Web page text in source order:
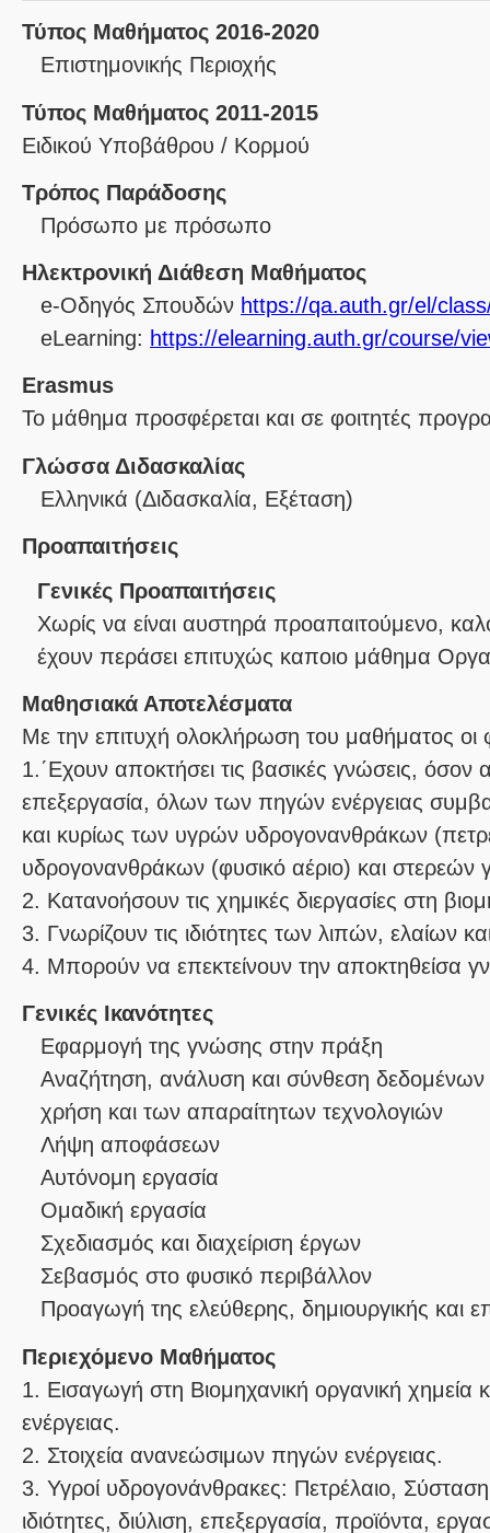
Τύπος Μαθήματος 2016-2020
Επιστημονικής Περιοχής
Τύπος Μαθήματος 2011-2015
Ειδικού Υποβάθρου / Κορμού
Τρόπος Παράδοσης
Πρόσωπο με πρόσωπο
Ηλεκτρονική Διάθεση Μαθήματος
e-Οδηγός Σπουδών https://qa.auth.gr/el/
eLearning: https://elearning.auth.gr/course/
Erasmus
Το μάθημα προσφέρεται και σε φοιτητές
Γλώσσα Διδασκαλίας
Ελληνικά (Διδασκαλία, Εξέταση)
Προαπαιτήσεις
Γενικές Προαπαιτήσεις
Χωρίς να είναι αυστηρά προαπαιτούμενο, καλό
έχουν περάσει επιτυχώς καποιο μάθημα
Μαθησιακά Αποτελέσματα
Με την επιτυχή ολοκλήρωση του μαθήματος οι
1.΄Εχουν αποκτήσει τις βασικές γνώσεις, όσον
επεξεργασία, όλων των πηγών ενέργειας
και κυρίως των υγρών υδρογονανθράκων
υδρογονανθράκων (φυσικό αέριο) και στερεών
2. Κατανοήσουν τις χημικές διεργασίες στη
3. Γνωρίζουν τις ιδιότητες των λιπών, ελαίων
Γενικές Ικανότητες
Εφαρμογή της γνώσης στην πράξη
Αναζήτηση, ανάλυση και σύνθεση
χρήση και των απαραίτητων τεχνολογιών
Λήψη αποφάσεων
Αυτόνομη εργασία
Ομαδική εργασία
Σχεδιασμός και διαχείριση έργων
Σεβασμός στο φυσικό περιβάλλον
Προαγωγή της ελεύθερης, δημιουργικής και
Περιεχόμενο Μαθήματος
1. Εισαγωγή στη Βιομηχανική οργανική χημεία
ενέργειας.
2. Στοιχεία ανανεώσιμων πηγών ενέργειας.
3. Υγροί υδρογονάνθρακες: Πετρέλαιο,
ιδιότητες, διύλιση, επεξεργασία, προϊόντα,